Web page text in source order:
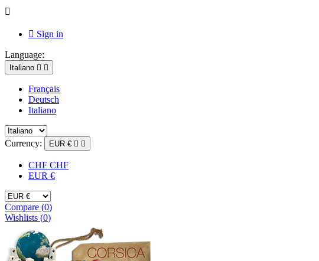

 Sign in
Language:
Italiano  
Français
Deutsch
Italiano
Currency: EUR €  
CHF CHF
EUR €
Compare (0)
Wishlists (0)